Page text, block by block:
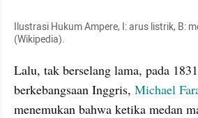
Ilustrasi Hukum Ampere, I: arus listrik, B:
(Wikipedia).
Lalu, tak berselang lama, pada
berkebangsaan Inggris, Michael
menemukan bahwa ketika medan